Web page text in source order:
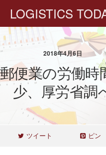
LOGISTICS
2018年4月6日
便業の労働時
少、厚労省調
ツイート ピン